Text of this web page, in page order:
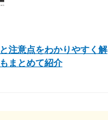
注意点をわかりやすく解
まとめて紹介